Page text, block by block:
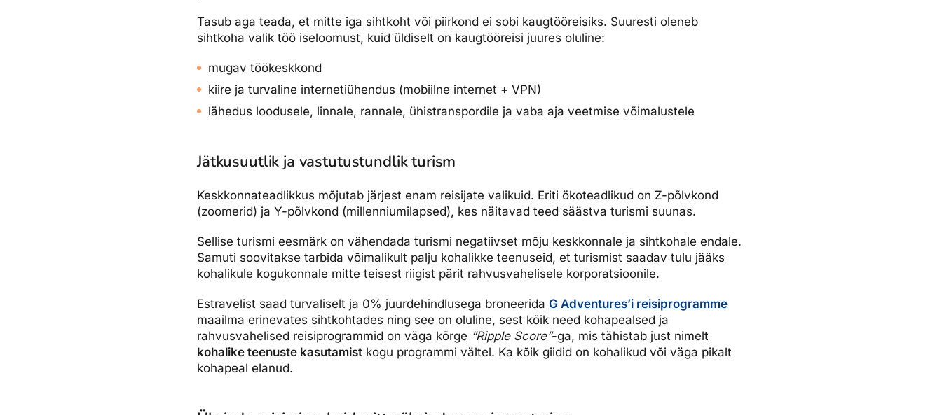
Tasub aga teada, et mitte iga sihtkoht või piirkond ei sobi kaugtööreisiks. Suuresti oleneb
sihtkoha valik töö iseloomust, kuid üldiselt on kaugtööreisi juures oluline:
mugav töökeskkond
kiire ja turvaline internetiühendus (mobiilne internet + VPN)
lähedus loodusele, linnale, rannale, ühistranspordile ja vaba aja veetmise võimalustele
Jätkusuutlik ja vastutustundlik turism
Keskkonnateadlikkus mõjutab järjest enam reisijate valikuid. Eriti ökoteadlikud on Z-põlvkond
(zoomerid) ja Y-põlvkond (millenniumilapsed), kes näitavad teed säästva turismi suunas.
Sellise turismi eesmärk on vähendada turismi negatiivset mõju keskkonnale ja sihtkohale endale.
Samuti soovitakse tarbida võimalikult palju kohalikke teenuseid, et turismist saadav tulu jääks
kohalikule kogukonnale mitte teisest riigist pärit rahvusvahelisele korporatsioonile.
Estravelist saad turvaliselt ja 0% juurdehindlusega broneerida G Adventures’i reisiprogramme
maailma erinevates sihtkohtades ning see on oluline, sest kõik need kohapealsed ja
rahvusvahelised reisiprogrammid on väga kõrge “Ripple Score”-ga, mis tähistab just nimelt
kohalike teenuste kasutamist kogu programmi vältel. Ka kõik giidid on kohalikud või väga pikalt
kohapeal elanud.